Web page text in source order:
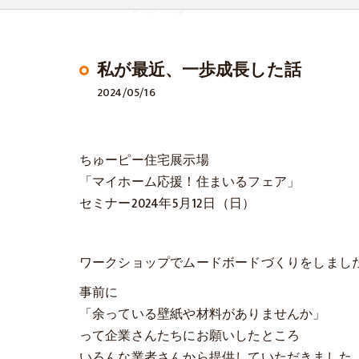
私が最近、一歩成長した話
2024/05/16
ちゅーピー住宅展示場
「マイホーム応援！住まいるフェア」
セミナー2024年5月12日（日）
ワークショップでムードボードづくりをしまし
事前に
「余っている壁紙や材料がありませんか」
って企業さんたちにお願いしたところ